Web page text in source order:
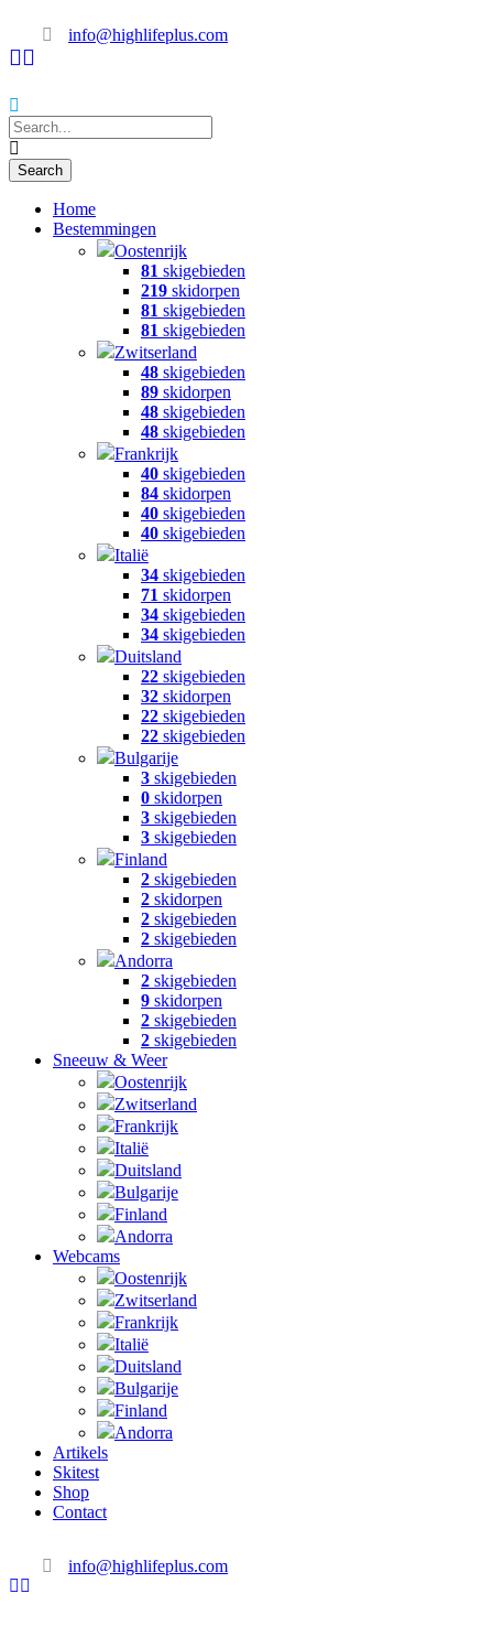
info@highlifeplus.com
Home
Bestemmingen
Oostenrijk
81 skigebieden
219 skidorpen
81 skigebieden
81 skigebieden
Zwitserland
48 skigebieden
89 skidorpen
48 skigebieden
48 skigebieden
Frankrijk
40 skigebieden
84 skidorpen
40 skigebieden
40 skigebieden
Italië
34 skigebieden
71 skidorpen
34 skigebieden
34 skigebieden
Duitsland
22 skigebieden
32 skidorpen
22 skigebieden
22 skigebieden
Bulgarije
3 skigebieden
0 skidorpen
3 skigebieden
3 skigebieden
Finland
2 skigebieden
2 skidorpen
2 skigebieden
2 skigebieden
Andorra
2 skigebieden
9 skidorpen
2 skigebieden
2 skigebieden
Sneeuw & Weer
Oostenrijk
Zwitserland
Frankrijk
Italië
Duitsland
Bulgarije
Finland
Andorra
Webcams
Oostenrijk
Zwitserland
Frankrijk
Italië
Duitsland
Bulgarije
Finland
Andorra
Artikels
Skitest
Shop
Contact
info@highlifeplus.com